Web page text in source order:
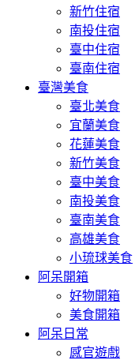
新竹住宿
南投住宿
臺中住宿
臺南住宿
臺灣美食
臺北美食
宜蘭美食
花蓮美食
新竹美食
臺中美食
南投美食
臺南美食
高雄美食
小琉球美食
阿呆開箱
好物開箱
美食開箱
阿呆日常
感官遊戲